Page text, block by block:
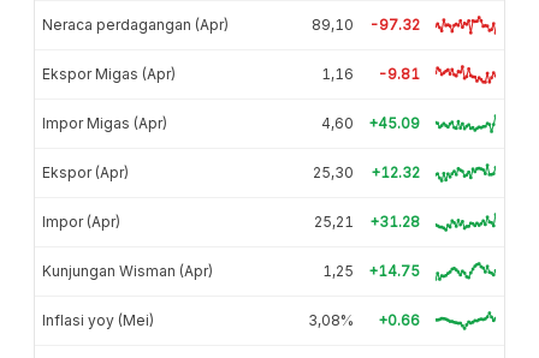
Neraca perdagangan (Apr) 89,10 -97.32
Ekspor Migas (Apr) 1,16 -9.81
Impor Migas (Apr) 4,60 +45.09
Ekspor (Apr) 25,30 +12.32
Impor (Apr) 25,21 +31.28
Kunjungan Wisman (Apr) 1,25 +14.75
Inflasi yoy (Mei) 3,08% +0.66